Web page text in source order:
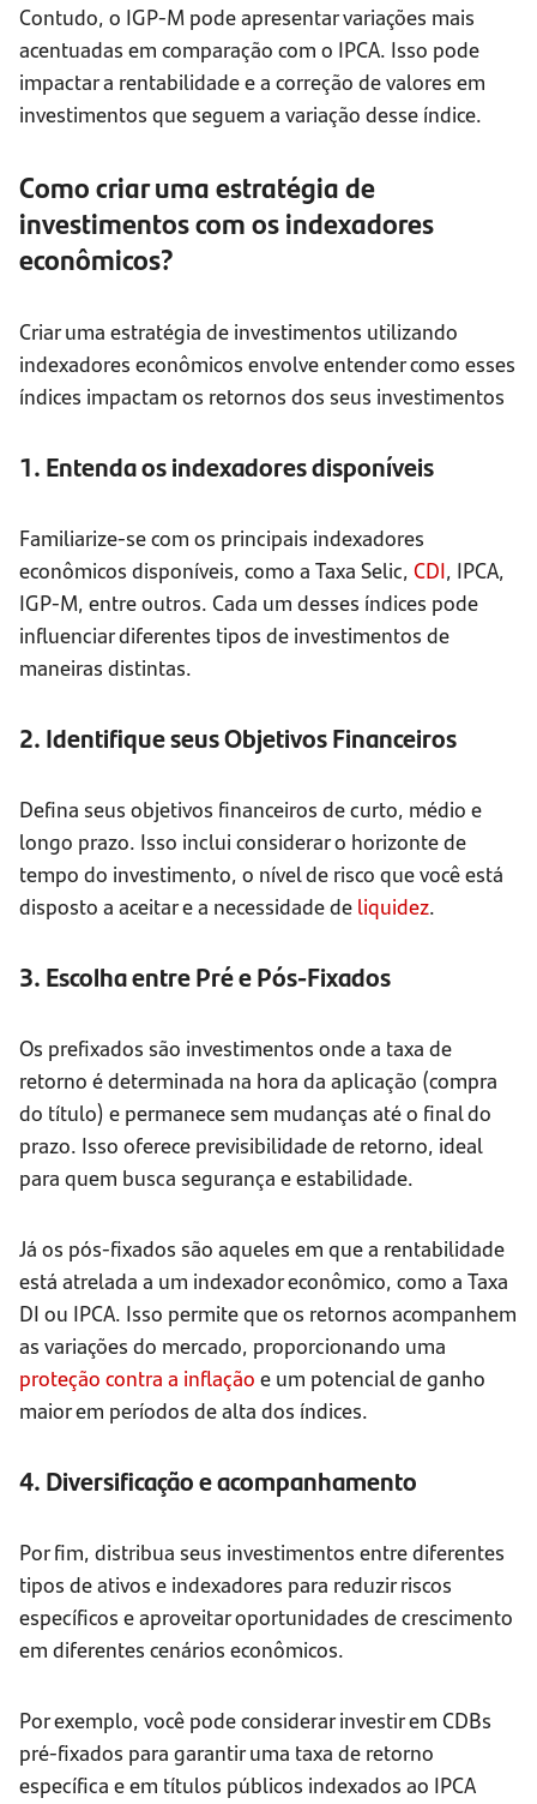
Contudo, o IGP-M pode apresentar variações mais
acentuadas em comparação com o IPCA. Isso pode
impactar a rentabilidade e a correção de valores em
investimentos que seguem a variação desse índice.
Como criar uma estratégia de
investimentos com os indexadores
econômicos?
Criar uma estratégia de investimentos utilizando
indexadores econômicos envolve entender como esses
índices impactam os retornos dos seus investimentos
1. Entenda os indexadores disponíveis
Familiarize-se com os principais indexadores
econômicos disponíveis, como a Taxa Selic, CDI, IPCA,
IGP-M, entre outros. Cada um desses índices pode
influenciar diferentes tipos de investimentos de
maneiras distintas.
2. Identifique seus Objetivos Financeiros
Defina seus objetivos financeiros de curto, médio e
longo prazo. Isso inclui considerar o horizonte de
tempo do investimento, o nível de risco que você está
disposto a aceitar e a necessidade de liquidez.
3. Escolha entre Pré e Pós-Fixados
Os prefixados são investimentos onde a taxa de
retorno é determinada na hora da aplicação (compra
do título) e permanece sem mudanças até o final do
prazo. Isso oferece previsibilidade de retorno, ideal
para quem busca segurança e estabilidade.
Já os pós-fixados são aqueles em que a rentabilidade
está atrelada a um indexador econômico, como a Taxa
DI ou IPCA. Isso permite que os retornos acompanhem
as variações do mercado, proporcionando uma
proteção contra a inflação e um potencial de ganho
maior em períodos de alta dos índices.
4. Diversificação e acompanhamento
Por fim, distribua seus investimentos entre diferentes
tipos de ativos e indexadores para reduzir riscos
específicos e aproveitar oportunidades de crescimento
em diferentes cenários econômicos.
Por exemplo, você pode considerar investir em CDBs
pré-fixados para garantir uma taxa de retorno
específica e em títulos públicos indexados ao IPCA